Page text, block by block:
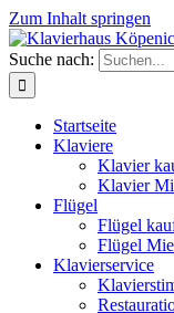
Zum Inhalt springen
Suche nach:
Startseite
Klaviere
Klavier
Klavier
Flügel
Flügel
Flügel
Klavierservice